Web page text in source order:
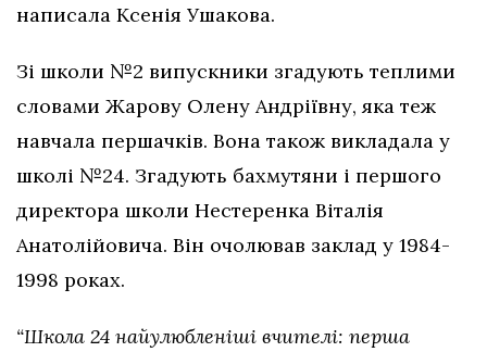
написала Ксенія Ушакова.
Зі школи №2 випускники згадують теплими
словами Жарову Олену Андріївну, яка теж
навчала першачків. Вона також викладала у
школі №24. Згадують бахмутяни і першого
директора школи Нестеренка Віталія
Анатолійовича. Він очолював заклад у 1984-
1998 роках.
“Школа 24 найулюбленіші вчителі: перша